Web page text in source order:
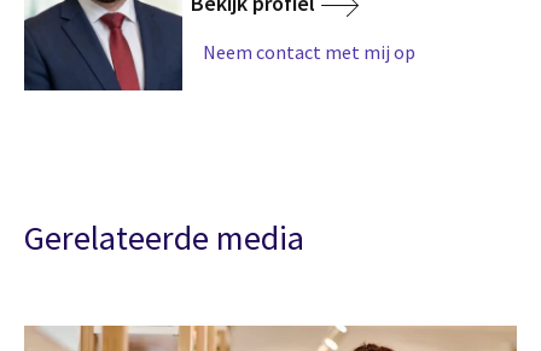
Neem contact met mij op
Gerelateerde media